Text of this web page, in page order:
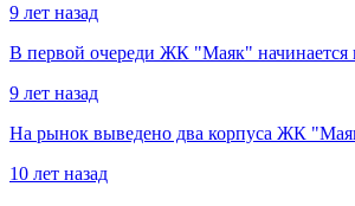
9 лет назад
В первой очереди ЖК "Маяк" начинается
9 лет назад
На рынок выведено два корпуса ЖК
10 лет назад